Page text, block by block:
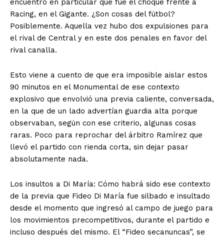
encuentro en particular que fue el choque frente a
Racing, en el Gigante. ¿Son cosas del fútbol?
Posiblemente. Aquella vez hubo dos expulsiones para
el rival de Central y en este dos penales en favor del
rival canalla.
Esto viene a cuento de que era imposible aislar estos
90 minutos en el Monumental de ese contexto
explosivo que envolvió una previa caliente, conversada,
en la que de un lado advertían guardia alta porque
observaban, según con ese criterio, algunas cosas
raras. Poco para reprochar del árbitro Ramírez que
llevó el partido con rienda corta, sin dejar pasar
absolutamente nada.
Los insultos a Di María: Cómo habrá sido ese contexto
de la previa que Fideo Di María fue silbado e insultado
desde el momento que ingresó al campo de juego para
los movimientos precompetitivos, durante el partido e
incluso después del mismo. El “Fideo secanuncas”, se